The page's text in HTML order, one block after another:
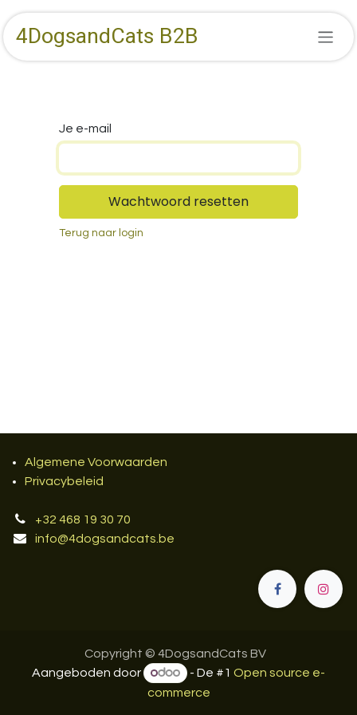
Overslaan naar inhoud
4DogsandCats B2B
Je e-mail
Wachtwoord resetten
Terug naar login
Algemene Voorwaarden
Privacybeleid
+32 468 19 30 70
info@4dogsandcats.be
Copyright © 4DogsandCats BV
Aangeboden door
- De #1 Open source e-
commerce